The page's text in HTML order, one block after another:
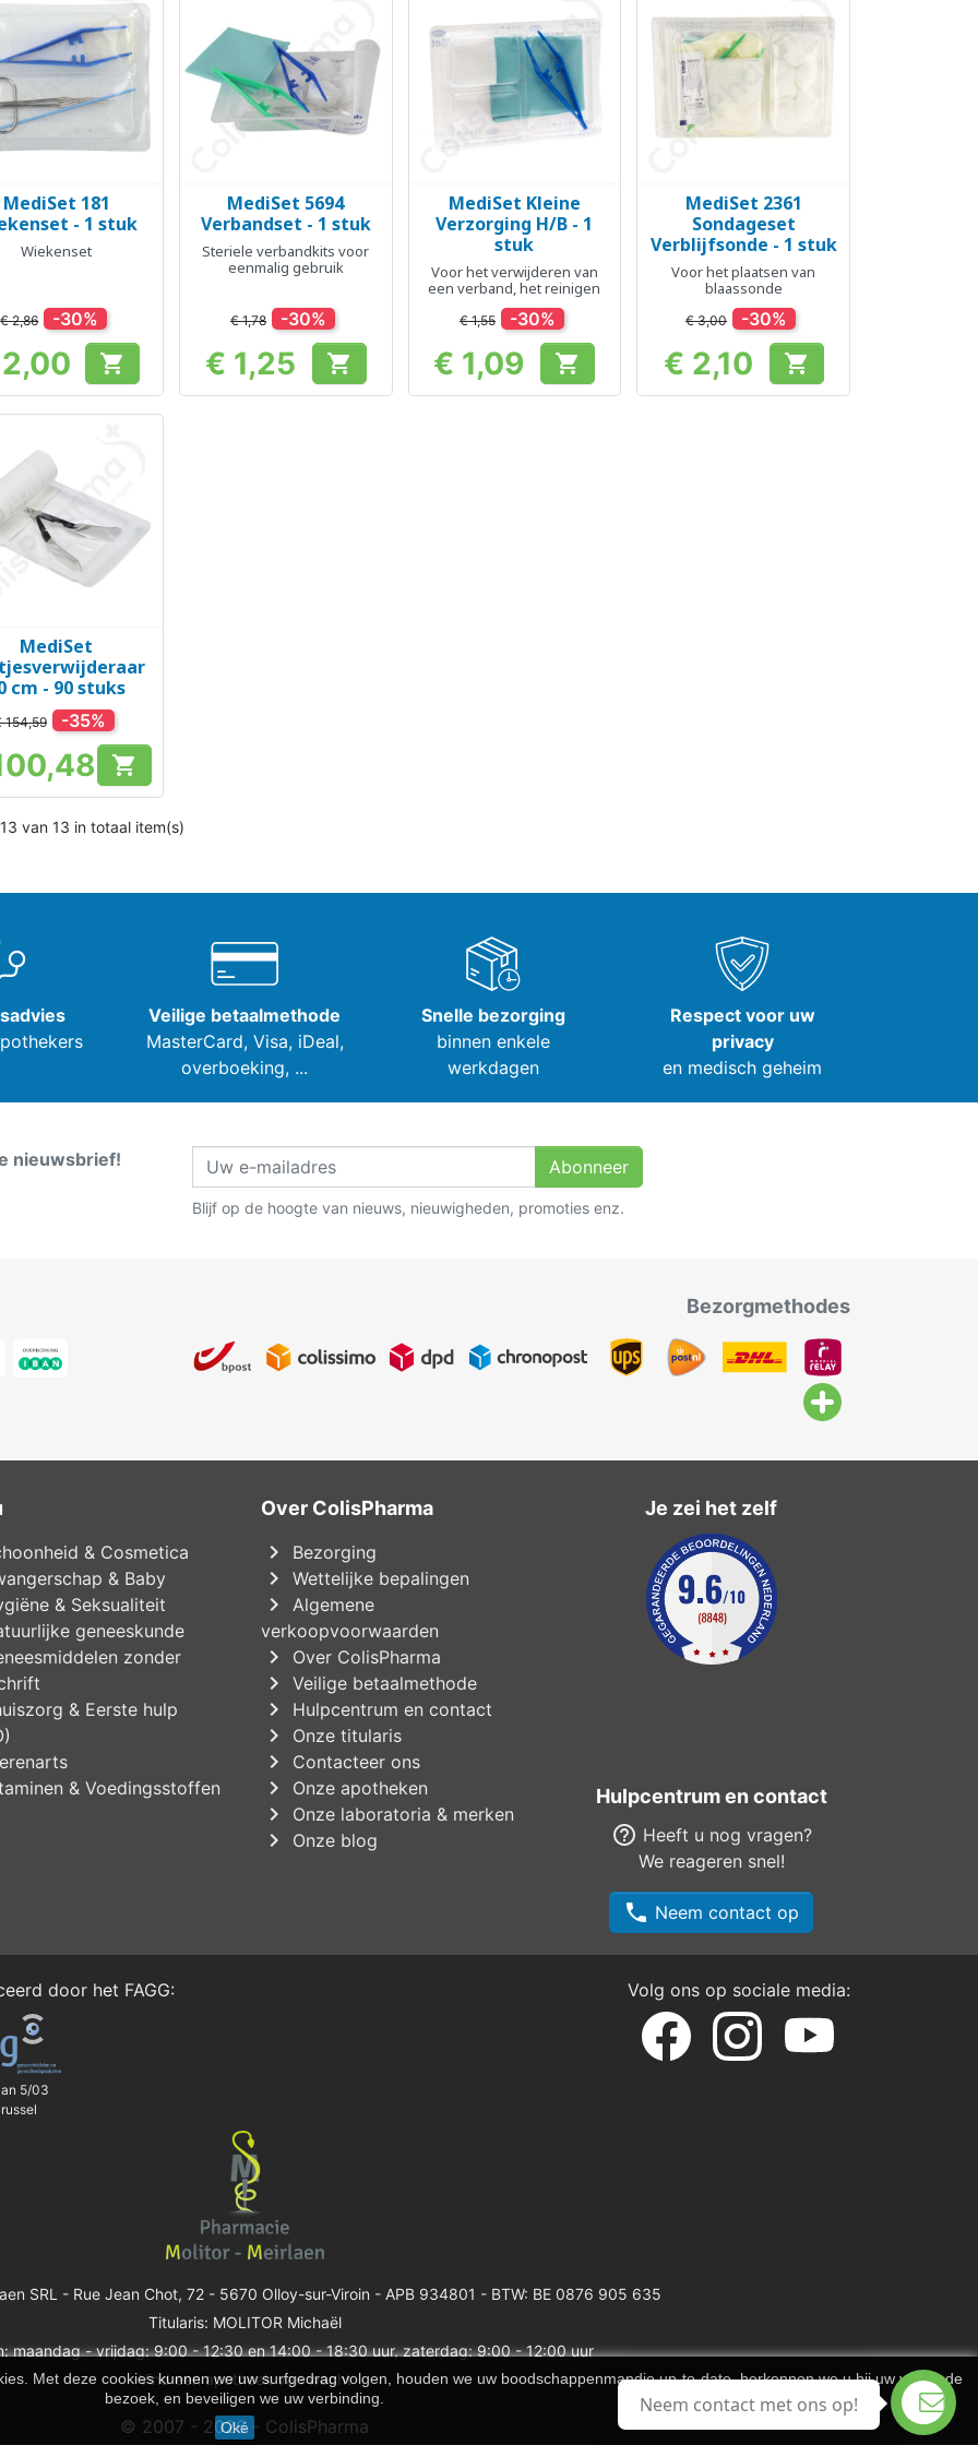
Snel bekijken
MediSet 181
- 1 stuk
Wiekenset
€ 2,86 -30%
Prijs 
Snel bekijken
MediSet 5694
Verbandset - 1 stuk
Steriele verbandkits voor
eenmalig gebruik
€ 1,78 -30%
Prijs
€ 1,25 
Snel bekijken
MediSet Kleine
Verzorging H/B - 1
stuk
Voor het verwijderen van
een verband, het reinigen
€ 1,55 -30%
Prijs
€ 1,09 
Snel bekijken
MediSet 2361
Sondageset
Verblijfsonde - 1 stuk
Voor het plaatsen van
blaassonde
€ 3,00 -30%
Prijs
€ 2,10 
Snel bekijken
MediSet
cm - 90 stuks
154,59 -35%
Prijs 
van 13 in totaal item(s)
Veilige betaalmethode
MasterCard, Visa, iDeal,
overboeking, ...
Snelle bezorging
binnen enkele
werkdagen
Respect voor uw
privacy
en medisch geheim
nieuwsbrief! Abonneer
Blijf op de hoogte van nieuws, nieuwigheden, promoties enz.
Bezorgmethodes
& Cosmetica
& Baby
& Seksualiteit
geneeskunde
zonder
& Eerste hulp
& Voedingsstoffen
Over ColisPharma
chevron_right Bezorging
chevron_right Wettelijke bepalingen
chevron_right
Algemene
verkoopvoorwaarden
chevron_right Over ColisPharma
chevron_right Veilige betaalmethode
chevron_right Hulpcentrum en contact
chevron_right Onze titularis
chevron_right Contacteer ons
chevron_right Onze apotheken
chevron_right Onze laboratoria & merken
chevron_right Onze blog
Met deze cookies kunnen we uw surfgedrag volgen, houden we uw boodschappenmandje up-to-date, herkennen we u bij uw volgende
bezoek, en beveiligen we uw verbinding.
Oké
Je zei het zelf
Hulpcentrum en contact
help_outline Heeft u nog vragen?
We reageren snel!
phone Neem contact op
door het FAGG:
5/03
Volg ons op sociale media:
SRL - Rue Jean Chot, 72 - 5670 Olloy-sur-Viroin - APB 934801 - BTW: BE 0876 905 635
Titularis: MOLITOR Michaël
maandag - vrijdag: 9:00 - 12:30 en 14:00 - 18:30 uur, zaterdag: 9:00 - 12:00 uur
Vind een apotheek van wacht
© 2007 - 2026 - ColisPharma
Neem contact met ons op!